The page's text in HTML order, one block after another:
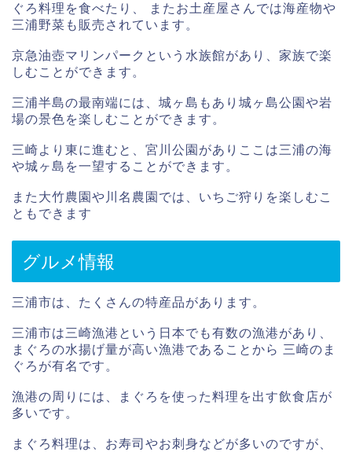
ぐろ料理を食べたり、 またお土産屋さんでは海産物や
三浦野菜も販売されています。
京急油壺マリンパークという水族館があり、家族で楽
しむことができます。
三浦半島の最南端には、城ヶ島もあり城ヶ島公園や岩
場の景色を楽しむことができます。
三崎より東に進むと、宮川公園がありここは三浦の海
や城ヶ島を一望することができます。
また大竹農園や川名農園では、いちご狩りを楽しむこ
ともできます
グルメ情報
三浦市は、たくさんの特産品があります。
三浦市は三崎漁港という日本でも有数の漁港があり、
まぐろの水揚げ量が高い漁港であることから 三崎のま
ぐろが有名です。
漁港の周りには、まぐろを使った料理を出す飲食店が
多いです。
まぐろ料理は、お寿司やお刺身などが多いのですが、